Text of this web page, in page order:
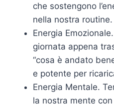
che sostengono
nella nostra routine.
Energia
giornata appena
“cosa è andato
e potente per
Energia Mentale.
la nostra mente